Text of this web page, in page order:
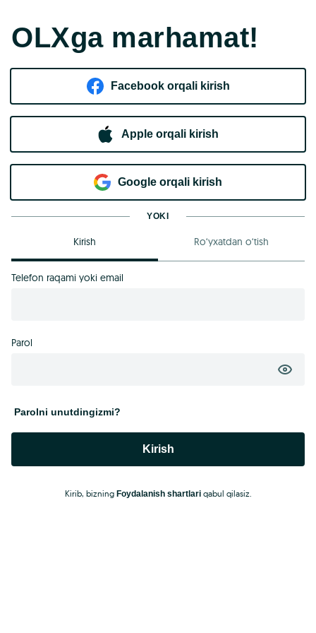
OLXga marhamat!
Facebook orqali kirish​
Apple orqali kirish
Goo​g​le orqali kirish
YOKI
Kirish Ro‘yxatdan o‘tish
Telefon raqami yoki email
Parol
Parolni unutdingizmi?
Kirish
Kirib, bizning Foydalanish shartlariqabul qilasiz.